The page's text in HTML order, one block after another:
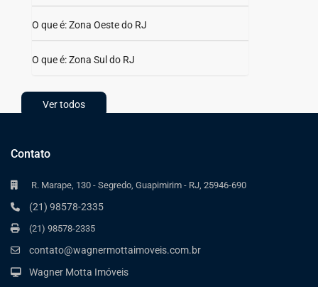
O que é: Zona Oeste do RJ
O que é: Zona Sul do RJ
Ver todos
Contato
R. Marape, 130 - Segredo, Guapimirim - RJ, 25946-690
(21) 98578-2335
(21) 98578-2335
contato@wagnermottaimoveis.com.br
Wagner Motta Imóveis